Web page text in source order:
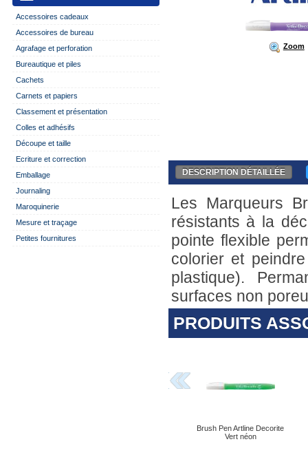
Accessoires cadeaux
Accessoires de bureau
Agrafage et perforation
Bureautique et piles
Cachets
Carnets et papiers
Classement et présentation
Colles et adhésifs
Découpe et taille
Ecriture et correction
Emballage
Journaling
Maroquinerie
Mesure et traçage
Petites fournitures
Zoom
DESCRIPTION DÉTAILLÉE
Les Marqueurs
résistants à la
pointe flexible
colorier et
plastique).
surfaces non
PRODUITS
Brush Pen Artline Decorite
Vert néon